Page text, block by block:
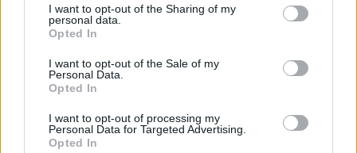
I want to opt-out of the Sharing of my
personal data.
Opted In
I want to opt-out of the Sale of my
Personal Data.
Opted In
I want to opt-out of processing my
Personal Data for Targeted Advertising.
Opted In
sostenibilità
UNIONE REGIONALE DELLE CAMERE DI COMMERCIO
8.600 euro
Esonero dal versamento dei contributi previdenziali
per l'assunzione di giovani lavoratori ( art. 1 comma 10-15
L. 178/